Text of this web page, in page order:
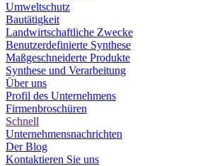
Umweltschutz
Bautätigkeit
Landwirtschaftliche Zwecke
Benutzerdefinierte Synthese
Maßgeschneiderte Produkte
Synthese und Verarbeitung
Über uns
Profil des Unternehmens
Firmenbroschüren
Schnell
Unternehmensnachrichten
Der Blog
Kontaktieren Sie uns